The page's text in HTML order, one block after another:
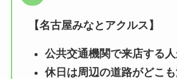
【名古屋みなとアクルス】
公共交通機関で来店する
休日は周辺の道路がどこ